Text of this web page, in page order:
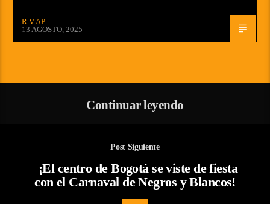
R V AP
13 AGOSTO, 2025
Continuar leyendo
Post Siguiente
¡El centro de Bogotá se viste de fiesta
con el Carnaval de Negros y Blancos!